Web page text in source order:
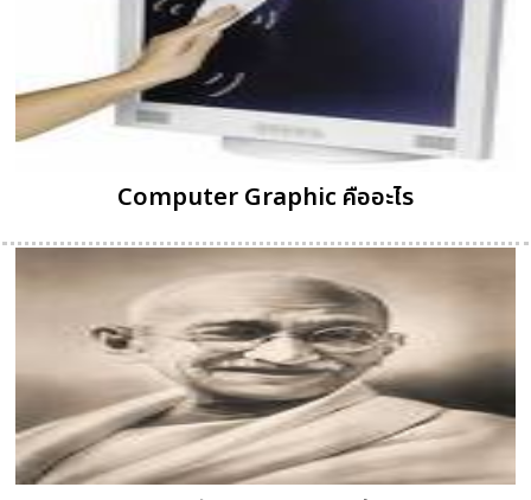
Computer Graphic คืออะไร